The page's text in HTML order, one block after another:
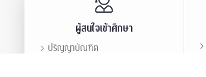
ผู้สนใจเข้าศึกษา
ปริญญาบัณฑิต